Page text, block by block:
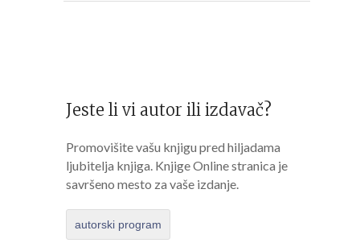
Jeste li vi autor ili izdavač?
Promovišite vašu knjigu pred hiljadama
ljubitelja knjiga. Knjige Online stranica je
savršeno mesto za vaše izdanje.
autorski program